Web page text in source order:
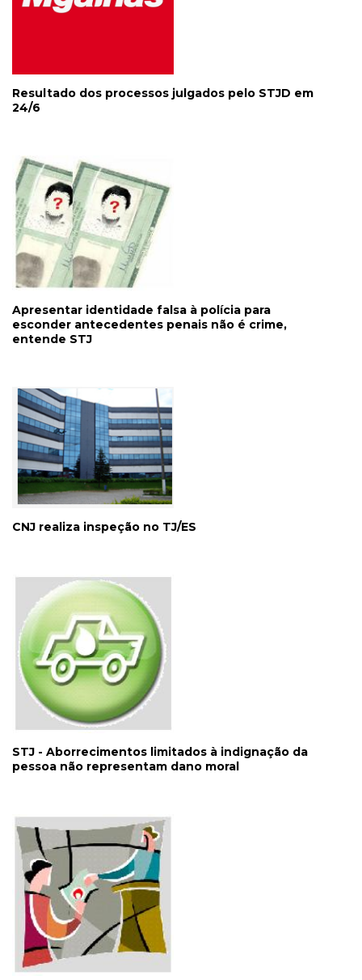
Resultado dos processos julgados pelo STJD em
24/6
Apresentar identidade falsa à polícia para
esconder antecedentes penais não é crime,
entende STJ
CNJ realiza inspeção no TJ/ES
STJ - Aborrecimentos limitados à indignação da
pessoa não representam dano moral